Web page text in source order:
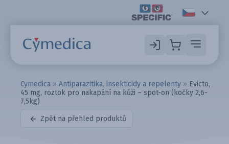
Cymedica » Antiparazitika, insekticidy a repelenty » Evicto,
45 mg, roztok pro nakapání na kůži – spot-on (kočky 2,6-
7,5kg)
Zpět na přehled produktů